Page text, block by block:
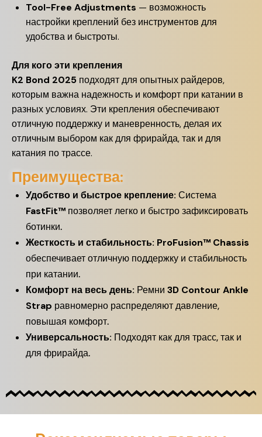
Tool-Free Adjustments — возможность
настройки креплений без инструментов для
удобства и быстроты.
Для кого эти крепления
K2 Bond 2025 подходят для опытных райдеров,
которым важна надежность и комфорт при катании в
разных условиях. Эти крепления обеспечивают
отличную поддержку и маневренность, делая их
отличным выбором как для фрирайда, так и для
катания по трассе.
Преимущества:
Удобство и быстрое крепление: Система
FastFit™ позволяет легко и быстро зафиксировать
ботинки.
Жесткость и стабильность: ProFusion™ Chassis
обеспечивает отличную поддержку и стабильность
при катании.
Комфорт на весь день: Ремни 3D Contour Ankle
Strap равномерно распределяют давление,
повышая комфорт.
Универсальность: Подходят как для трасс, так и
для фрирайда.